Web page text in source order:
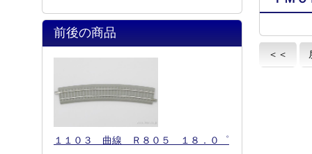
＜＜
前後の商品
１１０３ 曲線 Ｒ８０５ １８．０゜